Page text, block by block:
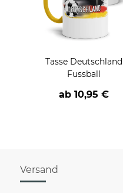
Tasse Deutschland
Fussball
ab10,95 €
Versand